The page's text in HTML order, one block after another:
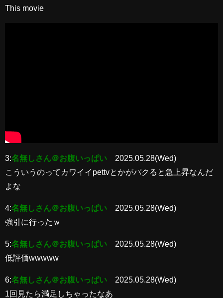
This movie
3:名無しさん＠お腹いっぱい
2025.05.28(Wed)
こういうのってカワイイpettvとかがパクると急上昇なんだ
よな
4:名無しさん＠お腹いっぱい
2025.05.28(Wed)
強引に行ったｗ
5:名無しさん＠お腹いっぱい
2025.05.28(Wed)
低評価wwwww
6:名無しさん＠お腹いっぱい
2025.05.28(Wed)
1回見たら満足しちゃったなあ